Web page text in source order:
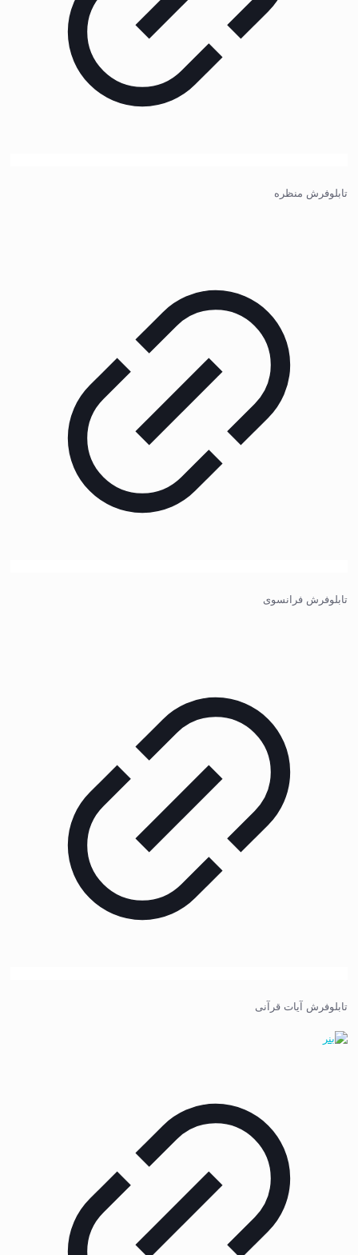
تابلوفرش منظره
تابلوفرش فرانسوی
تابلوفرش آیات قرآنی